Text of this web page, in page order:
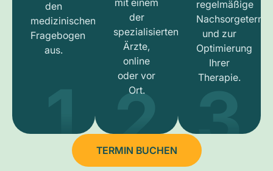
den
medizinischen
Fragebogen
aus.
1
der
spezialisierten
Ärzte,
online
oder vor
Ort.
2
regelmäßige
und zur
Optimierung
Ihrer
Therapie.
3
TERMIN BUCHEN